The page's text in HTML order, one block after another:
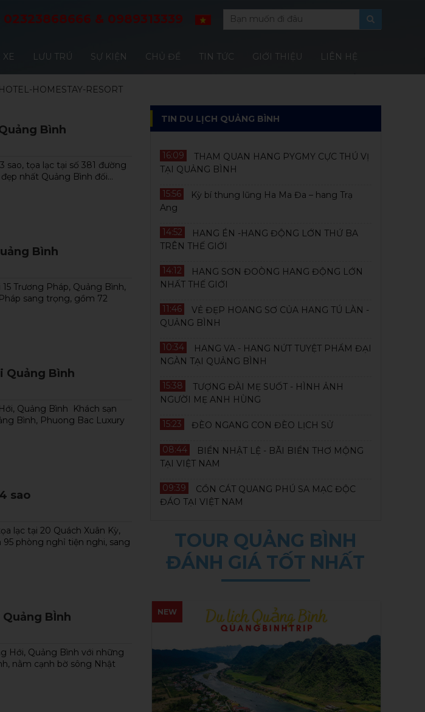
02323868666 & 0989313339
XE LƯU TRÚ SỰ KIỆN CHỦ ĐỀ TIN TỨC GIỚI THIỆU LIÊN HỆ
HOTEL-HOMESTAY-RESORT
Bình
sao, tọa lạc tại số 381 đường
nhất Quảng Bình đối...
Bình
Trương Pháp, Quảng Bình,
sang trọng, gồm 72
Quảng Bình
Quảng Bình Khách sạn
Bình, Phuong Bac Luxury
sao
lạc tại 20 Quách Xuân Kỳ,
phòng nghỉ tiện nghi, sang
BÌnh
Hới, Quảng Bình với những
nằm cạnh bờ sông Nhật
TIN DU LỊCH QUẢNG BÌNH
16:09
THAM QUAN HANG PYGMY CỰC THÚ VỊ
TẠI QUẢNG BÌNH
15:56
Kỳ bí thung lũng Ha Ma Đa – hang Trạ
Ang
14:52
HANG ÉN -HANG ĐỘNG LỚN THỨ BA
TRÊN THẾ GIỚI
14:12
HANG SƠN ĐOÒNG HANG ĐỘNG LỚN
NHẤT THẾ GIỚI
11:46
VẺ ĐẸP HOANG SƠ CỦA HANG TÚ LÀN -
QUẢNG BÌNH
10:34
HANG VA - HANG NỨT TUYỆT PHẨM ĐẠI
NGÀN TẠI QUẢNG BÌNH
15:38
TƯỢNG ĐÀI MẸ SUỐT - HÌNH ẢNH
NGƯỜI MẸ ANH HÙNG
15:23 ĐÈO NGANG CON ĐÈO LỊCH SỬ
08:44
BIỂN NHẬT LỆ - BÃI BIỂN THƠ MỘNG
TẠI VIỆT NAM
09:39
CỒN CÁT QUANG PHÚ SA MẠC ĐỘC
ĐÁO TẠI VIỆT NAM
TOUR QUẢNG BÌNH
ĐÁNH GIÁ TỐT NHẤT
NEW